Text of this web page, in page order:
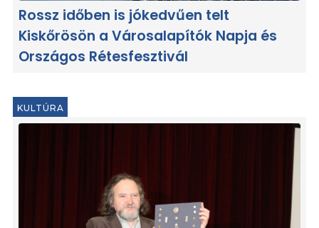
Rossz időben is jókedvűen telt
Kiskőrösön a Városalapítók Napja és
Országos Rétesfesztivál
KULTÚRA